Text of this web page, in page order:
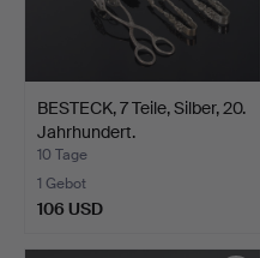
BESTECK, 7 Teile, Silber, 20.
Jahrhundert.
10 Tage
1 Gebot
106 USD